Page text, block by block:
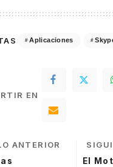
Aplicaciones
EN
ANTERIOR
El